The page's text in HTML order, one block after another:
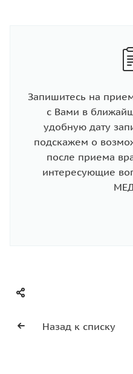
Запишитесь на
с Вами в
удобную дату
подскажем о
после приема
интересующие
Назад к списку